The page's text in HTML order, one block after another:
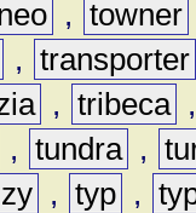
, towner
, transporter
, tribeca
, tundra ,
, typ ,